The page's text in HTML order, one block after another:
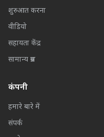
शुरुआत करना
वीडियो
सहायता केंद्र
सामान्य प्रश्न
कंपनी
हमारे बारे में
संपर्क